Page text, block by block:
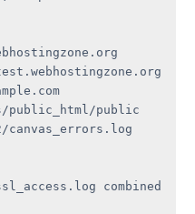
public_html/public
canvas_errors.log
combined